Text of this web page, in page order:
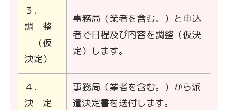
３．
調 整
（仮
決定）
事務局（業者を含む。）と申込
者で日程及び内容を調整（仮決
定）します。
４．
決 定
事務局（業者を含む。）から派
遣決定書を送付します。